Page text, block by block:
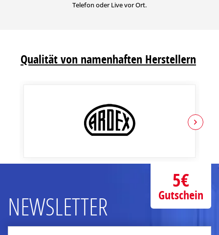
Telefon oder Live vor Ort.
Qualität von namenhaften Herstellern
NEWSLETTER
5€
Gutschein